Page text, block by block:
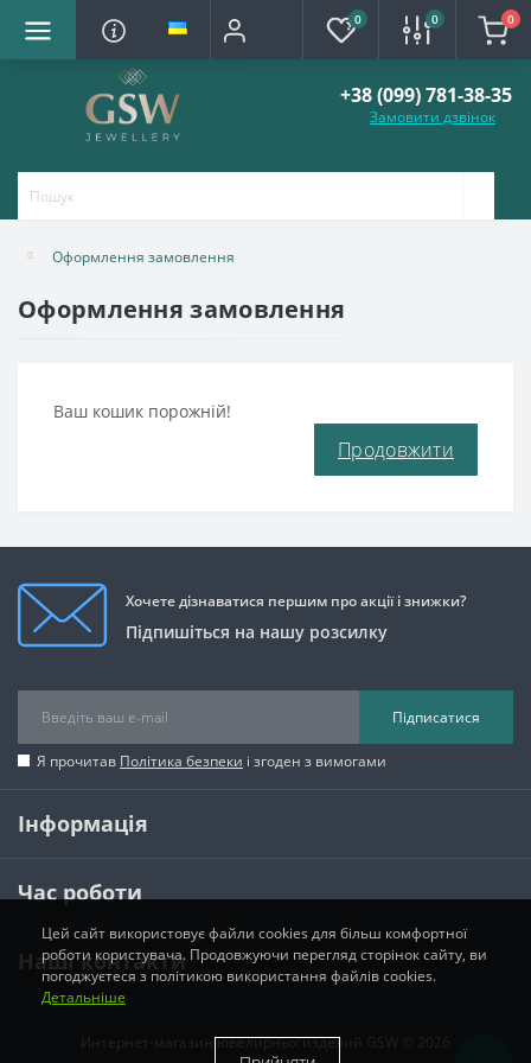
0 0 0
+38 (099) 781-38-35
Замовити дзвінок
Оформлення замовлення
Оформлення замовлення
Ваш кошик порожній!
Продовжити
Хочете дізнаватися першим про акції і знижки?
Підпишіться на нашу розсилку
Підписатися
Я прочитав Політика безпеки і згоден з вимогами
Інформація
Час роботи
Наші контакти
Интернет-магазин ювелирных изделий GSW © 2026
Цей сайт використовує файли cookies для більш комфортної
роботи користувача. Продовжуючи перегляд сторінок сайту, ви
погоджуєтеся з політикою використання файлів cookies.
Детальніше